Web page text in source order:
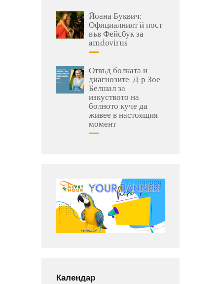
Йоана Буквич:
Официалният й пост
във Фейсбук за
amdovirus
Отвъд болката и
диагнозите: Д-р Зое
Белшал за
изкуството на
болното куче да
живее в настоящия
момент
Календар